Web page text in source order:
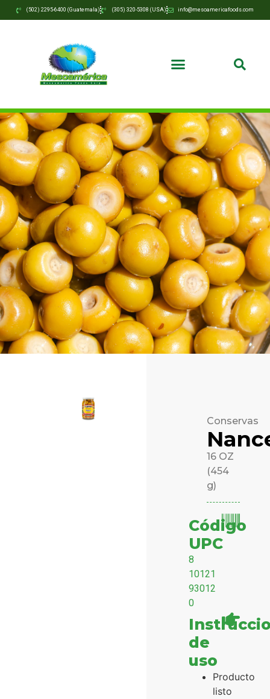
(502) 2295-6400 (Guatemala) (305) 320-5308 (USA) info@mesoamericafoods.com
Conservas
16 OZ
(454
g)
Código
UPC
8
10121
93012
0
de
uso
Producto
listo